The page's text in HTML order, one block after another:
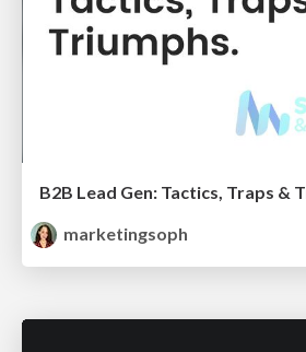
B2B Lead Gen: Tactics, Traps &
marketingsoph